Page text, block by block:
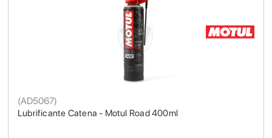
Lubrificante Catena - Motul Road 400ml
(AD5067)